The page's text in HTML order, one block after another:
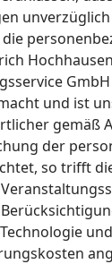
Hochhausen
GmbH
und ist
gemäß
der
so trifft